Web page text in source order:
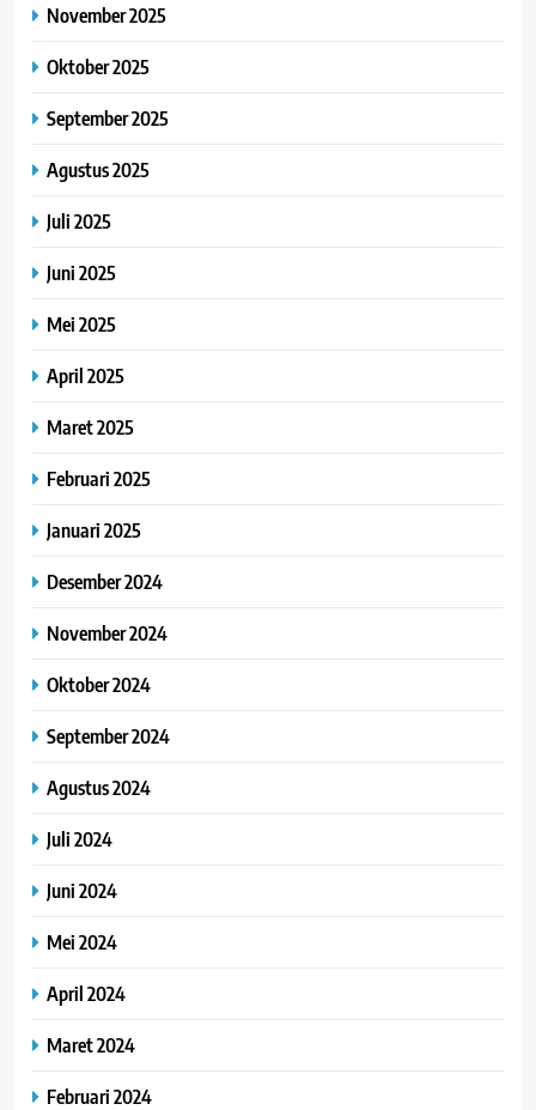
November 2025
Oktober 2025
September 2025
Agustus 2025
Juli 2025
Juni 2025
Mei 2025
April 2025
Maret 2025
Februari 2025
Januari 2025
Desember 2024
November 2024
Oktober 2024
September 2024
Agustus 2024
Juli 2024
Juni 2024
Mei 2024
April 2024
Maret 2024
Februari 2024